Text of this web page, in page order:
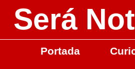
Será
Portada